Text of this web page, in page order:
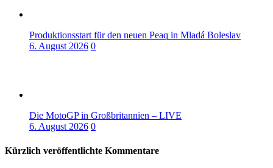
Produktionsstart für den neuen Peaq in Mladá Boleslav
6. August 2026 0
Die MotoGP in Großbritannien – LIVE
6. August 2026 0
Kürzlich veröffentlichte Kommentare